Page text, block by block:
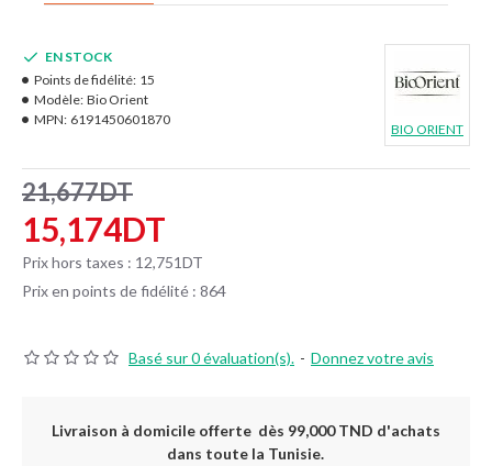
Basé sur 0 évaluation(s). - Donnez votre avis
15,174DT
21,677DT
Prix hors taxes : 12,751DT
Prix en points de fidélité : 864
EN STOCK
Points de fidélité: 15
Modèle: Bio Orient
MPN: 6191450601870
BIO ORIENT
Livraison à domicile offerte dès 99,000 TND d'achats
dans toute la Tunisie.